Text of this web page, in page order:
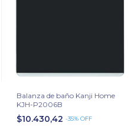
Balanza de baño Kanji Home
KJH-P2006B
$10.430,42 -35% OFF